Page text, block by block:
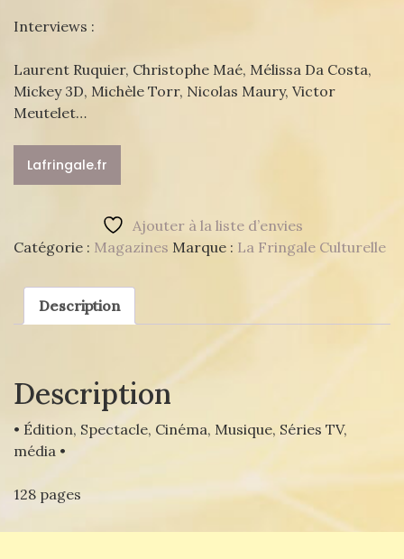
Interviews :
Laurent Ruquier, Christophe Maé, Mélissa Da Costa,
Mickey 3D, Michèle Torr, Nicolas Maury, Victor
Meutelet…
Lafringale.fr
Ajouter à la liste d’envies
Catégorie : Magazines Marque : La Fringale Culturelle
Description
Description
• Édition, Spectacle, Cinéma, Musique, Séries TV,
média •
128 pages